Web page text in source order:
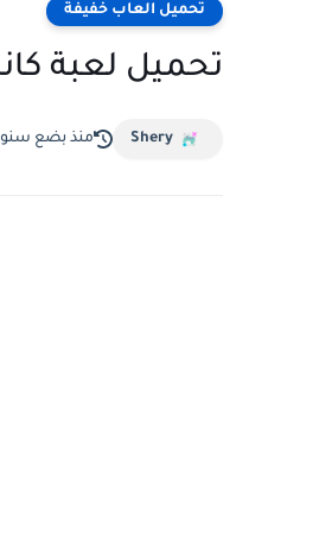
تحميل العاب خفيفة
تحميل لعبة
Shery منذ بضع